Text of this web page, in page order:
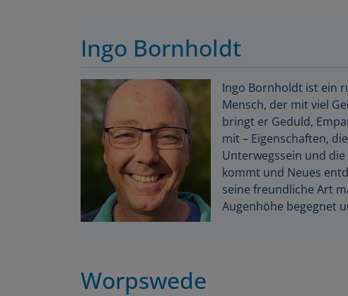
Ingo Bornholdt
Ingo Bornholdt ist ein
Mensch, der mit viel
bringt er Geduld,
mit – Eigenschaften,
Unterwegssein und
kommt und Neues
seine freundliche Art
Augenhöhe begegnet
Worpswede